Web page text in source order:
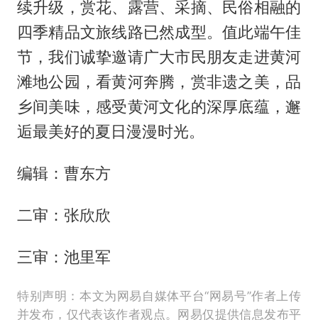
续升级，赏花、露营、采摘、民俗相融的
四季精品文旅线路已然成型。值此端午佳
节，我们诚挚邀请广大市民朋友走进黄河
滩地公园，看黄河奔腾，赏非遗之美，品
乡间美味，感受黄河文化的深厚底蕴，邂
逅最美好的夏日漫漫时光。
编辑：曹东方
二审：张欣欣
三审：池里军
特别声明：本文为网易自媒体平台“网易号”作者上传
并发布，仅代表该作者观点。网易仅提供信息发布平